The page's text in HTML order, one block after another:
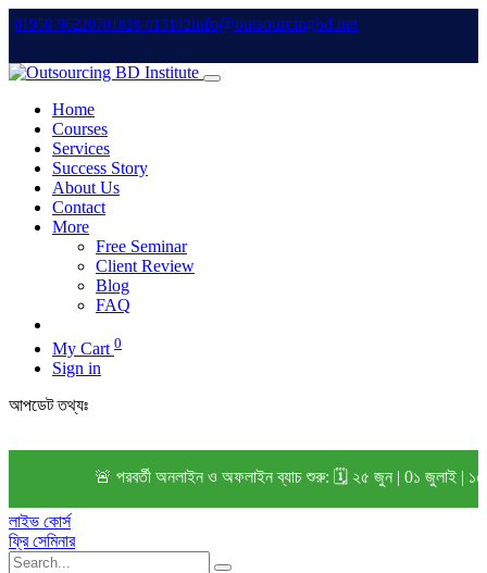
01950-96220701828-015102info@outsourcingbd.net
Home
Courses
Services
Success Story
About Us
Contact
More
Free Seminar
Client Review
Blog
FAQ
My Cart 0
Sign in
আপডেট তথ্যঃ
🚨 পরবর্তী অনলাইন ও অফলাইন ব্যাচ শুরু: 🗓️ ২৫ জুন | 0১ জুলাই | ১৫
লাইভ কোর্স
ফ্রি সেমিনার